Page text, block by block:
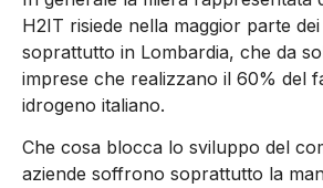
H2IT risiede nella maggior parte
soprattutto in Lombardia, che da
imprese che realizzano il 60% del
idrogeno italiano.
Che cosa blocca lo sviluppo del
aziende soffrono soprattutto la